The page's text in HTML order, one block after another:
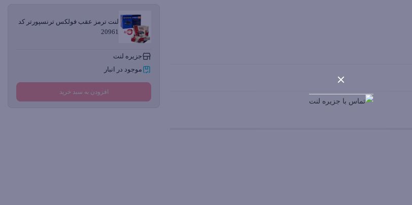
لنت ترمز عقب فولکس ترنسپورتر کد
20961
جزیره لنت
موجود در انبار
افزودن به سبد خرید